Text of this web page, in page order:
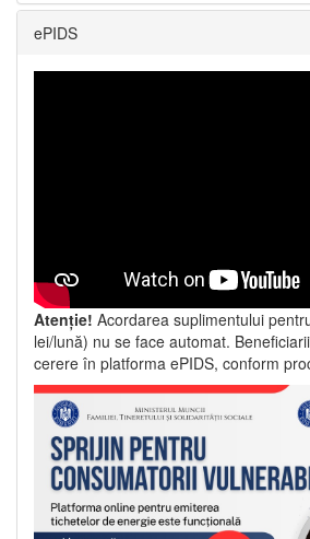
ePIDS
Atenție! Acordarea suplimentului
lei/lună) nu se face automat.
cerere în platforma ePIDS, conform